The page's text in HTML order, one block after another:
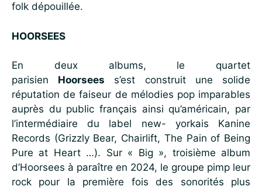
folk dépouillée.
HOORSEES
En deux albums, le quartet
parisien Hoorsees s’est construit une solide
réputation de faiseur de mélodies pop imparables
auprès du public français ainsi qu’américain, par
l’intermédiaire du label new- yorkais Kanine
Records (Grizzly Bear, Chairlift, The Pain of Being
Pure at Heart …). Sur « Big », troisième album
d’Hoorsees à paraître en 2024, le groupe pimp leur
rock pour la première fois des sonorités plus